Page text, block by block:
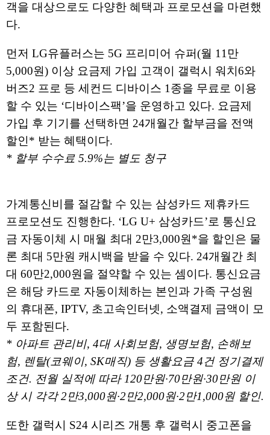
객을 대상으로도 다양한 혜택과 프로모션을 마련했
다.
먼저 LG유플러스는 5G 프리미어 슈퍼(월 11만
5,000원) 이상 요금제 가입 고객이 갤럭시 워치6와
버즈2 프로 등 세컨드 디바이스 1종을 무료로 이용
할 수 있는 ‘디바이스팩’을 운영하고 있다. 요금제
가입 후 기기를 선택하면 24개월간 할부금을 전액
할인* 받는 혜택이다.
* 할부 수수료 5.9%는 별도 청구
가계통신비를 절감할 수 있는 삼성카드 제휴카드
프로모션도 진행한다. ‘LG U+ 삼성카드’로 통신요
금 자동이체 시 매월 최대 2만3,000원*을 할인은 물
론 최대 5만원 캐시백을 받을 수 있다. 24개월간 최
대 60만2,000원을 절약할 수 있는 셈이다. 통신요금
은 해당 카드로 자동이체하는 본인과 가족 구성원
의 휴대폰, IPTV, 초고속인터넷, 소액결제 금액이 모
두 포함된다.
* 아파트 관리비, 4대 사회보험, 생명보험, 손해보
험, 렌탈(코웨이, SK매직) 등 생활요금 4건 정기결제
조건. 전월 실적에 따라 120만원·70만원·30만원 이
상 시 각각 2만3,000원·2만2,000원·2만1,000원 할인.
또한 갤럭시 S24 시리즈 개통 후 갤럭시 중고폰을